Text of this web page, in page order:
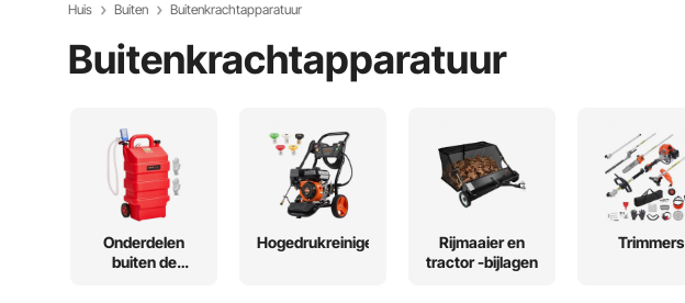
Huis Buiten Buitenkrachtapparatuur
Buitenkrachtapparatuur
Onderdelen
buiten de
Hogedrukreinigers
Rijmaaier en
tractor -bijlagen
Trimmers